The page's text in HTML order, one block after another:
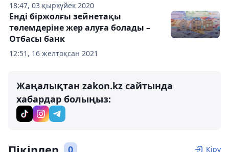
18:47, 03 қыркүйек 2020
12:51, 16 желтоқсан 2021
Енді біржолғы зейнетақы
төлемдеріне жер алуға болады –
Отбасы банк
Жаңалықтан zakon.kz сайтында
хабардар болыңыз:
0 Кіру